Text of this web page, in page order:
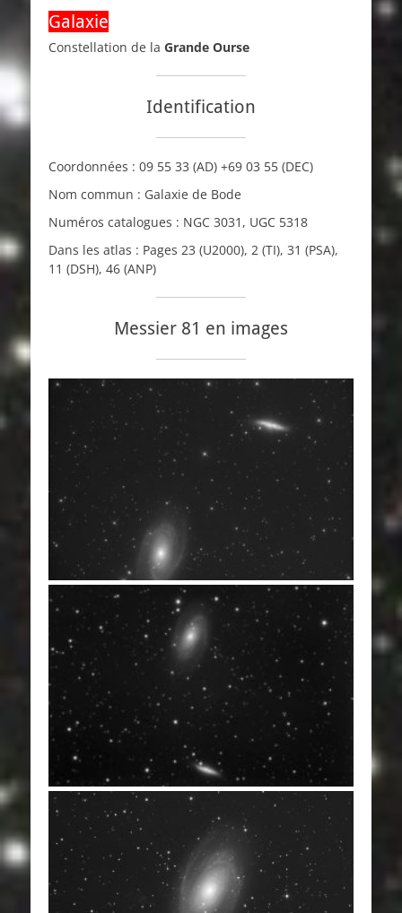
Galaxie
Constellation de la Grande Ourse
Identification
Coordonnées : 09 55 33 (AD) +69 03 55 (DEC)
Nom commun : Galaxie de Bode
Numéros catalogues : NGC 3031, UGC 5318
Dans les atlas : Pages 23 (U2000), 2 (TI), 31 (PSA),
11 (DSH), 46 (ANP)
Messier 81 en images